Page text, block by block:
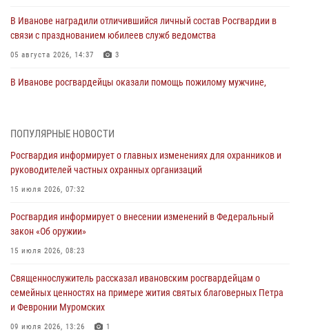
В Иванове наградили отличившийся личный состав Росгвардии в
связи с празднованием юбилеев служб ведомства
05 августа 2026, 14:37 3
В Иванове росгвардейцы оказали помощь пожилому мужчине,
торжественных мероприятиях, посвященных празднованию Дня
Воздушно-десантных войск
02 августа 2026, 11:46
Мероприятия в рамках акции «Каникулы с Росгвардией»
продолжаются в Ивановской области
31 июля 2026, 11:08
В Ивановской области при содействии Росгвардии задержаны
подозреваемые в серии автомобильных краж
30 июля 2026, 12:41
ПОПУЛЯРНЫЕ НОВОСТИ
Росгвардия информирует о главных изменениях для охранников и
руководителей частных охранных организаций
15 июля 2026, 07:32
Росгвардия информирует о внесении изменений в Федеральный
закон «Об оружии»
15 июля 2026, 08:23
Священнослужитель рассказал ивановским росгвардейцам о
семейных ценностях на примере жития святых благоверных Петра
и Февронии Муромских
09 июля 2026, 13:26 1